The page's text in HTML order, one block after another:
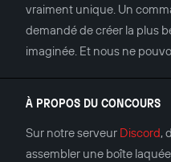
vraiment unique. Un
demandé de créer la plus
imaginée. Et nous ne
À PROPOS DU CONCOURS
Sur notre serveur Discord,
assembler une boîte